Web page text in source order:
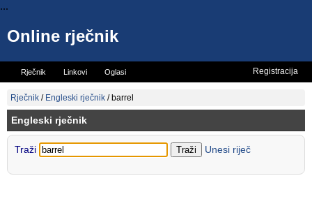
...
Online rječnik
Rječnik Linkovi Oglasi
Vicevi Mini rječnik
Registracija
Rječnik / Engleski rječnik / barrel
Engleski rječnik
Traži Unesi riječ